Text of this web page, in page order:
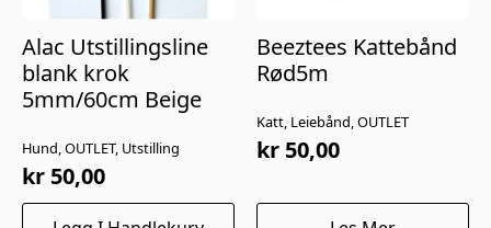
Hund, OUTLET, Utstilling
Alac Utstillingsline
blank krok
5mm/60cm Beige
kr 50,00
Katt, Leiebånd, OUTLET
Beeztees Kattebånd
Rød5m
kr 50,00